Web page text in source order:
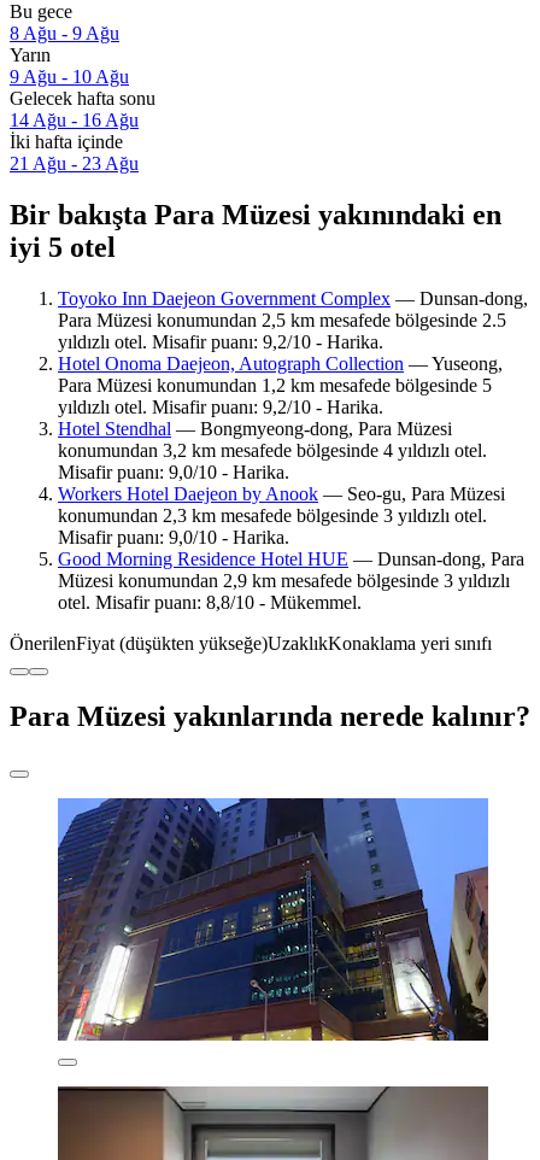
Bu gece
8 Ağu - 9 Ağu
Yarın
9 Ağu - 10 Ağu
Gelecek hafta sonu
14 Ağu - 16 Ağu
İki hafta içinde
21 Ağu - 23 Ağu
Bir bakışta Para Müzesi yakınındaki en
iyi 5 otel
Toyoko Inn Daejeon Government Complex — Dunsan-dong,
Para Müzesi konumundan 2,5 km mesafede bölgesinde 2.5
yıldızlı otel. Misafir puanı: 9,2/10 - Harika.
Hotel Onoma Daejeon, Autograph Collection — Yuseong,
Para Müzesi konumundan 1,2 km mesafede bölgesinde 5
yıldızlı otel. Misafir puanı: 9,2/10 - Harika.
Hotel Stendhal — Bongmyeong-dong, Para Müzesi
konumundan 3,2 km mesafede bölgesinde 4 yıldızlı otel.
Misafir puanı: 9,0/10 - Harika.
Workers Hotel Daejeon by Anook — Seo-gu, Para Müzesi
konumundan 2,3 km mesafede bölgesinde 3 yıldızlı otel.
Misafir puanı: 9,0/10 - Harika.
Good Morning Residence Hotel HUE — Dunsan-dong, Para
Müzesi konumundan 2,9 km mesafede bölgesinde 3 yıldızlı
otel. Misafir puanı: 8,8/10 - Mükemmel.
ÖnerilenFiyat (düşükten yükseğe)UzaklıkKonaklama yeri sınıfı
Para Müzesi yakınlarında nerede kalınır?